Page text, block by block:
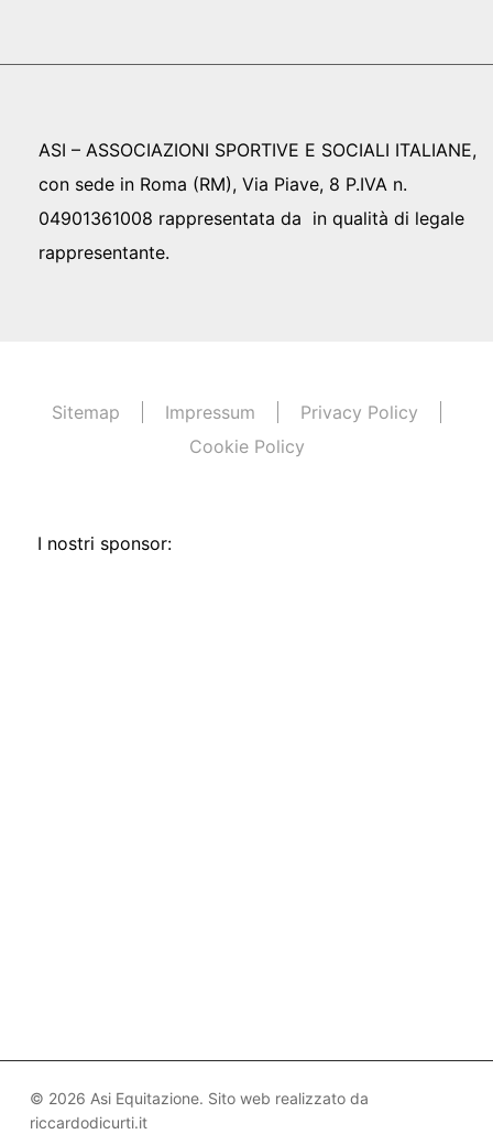
ASI – ASSOCIAZIONI SPORTIVE E SOCIALI ITALIANE,
con sede in Roma (RM), Via Piave, 8 P.IVA n.
04901361008 rappresentata da in qualità di legale
rappresentante.
Sitemap Impressum
Privacy Policy
Cookie Policy
I nostri sponsor:
© 2026 Asi Equitazione. Sito web realizzato da
riccardodicurti.it